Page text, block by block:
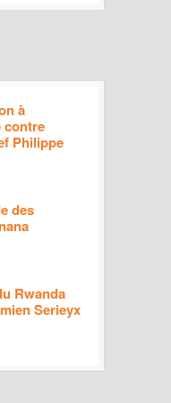
à
contre
Philippe
des
Rwanda
Serieyx